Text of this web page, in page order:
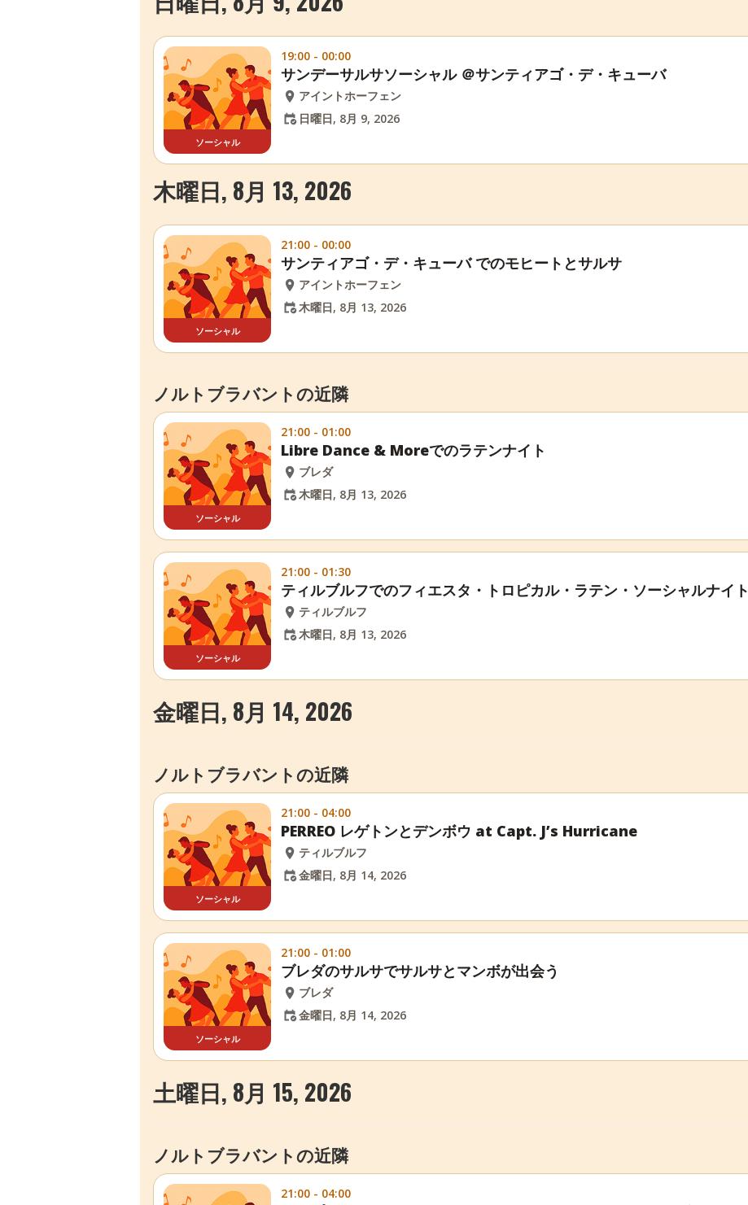
ソーシャル
19:00 - 00:00
サンデーサルサソーシャル ＠サンティアゴ・デ・キューバ
アイントホーフェン
日曜日, 8月 9, 2026
木曜日, 8月 13, 2026
ソーシャル
21:00 - 00:00
サンティアゴ・デ・キューバ でのモヒートとサルサ
アイントホーフェン
木曜日, 8月 13, 2026
ノルトブラバントの近隣
ソーシャル
21:00 - 01:00
Libre Dance & Moreでのラテンナイト
ブレダ
木曜日, 8月 13, 2026
ソーシャル
21:00 - 01:30
ティルブルフでのフィエスタ・トロピカル・ラテン・ソーシャルナイト
ティルブルフ
木曜日, 8月 13, 2026
金曜日, 8月 14, 2026
ノルトブラバントの近隣
ソーシャル
21:00 - 04:00
PERREO レゲトンとデンボウ at Capt. J’s Hurricane
ティルブルフ
金曜日, 8月 14, 2026
ソーシャル
21:00 - 01:00
ブレダのサルサでサルサとマンボが出会う
ブレダ
金曜日, 8月 14, 2026
土曜日, 8月 15, 2026
ノルトブラバントの近隣
21:00 - 04:00